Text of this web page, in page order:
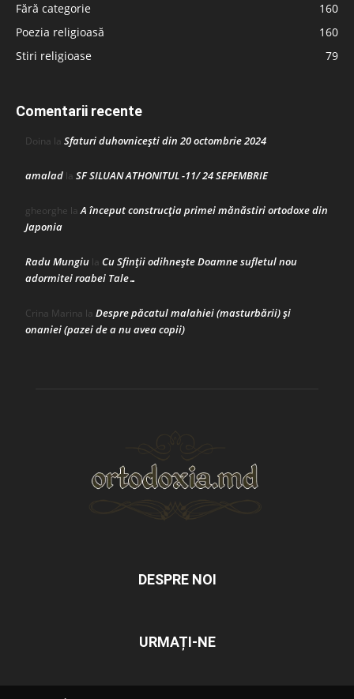
Fără categorie
160
Poezia religioasă
160
Stiri religioase
79
Comentarii recente
Doina la Sfaturi duhovnicești din 20 octombrie 2024
amalad la SF SILUAN ATHONITUL -11/ 24 SEPEMBRIE
gheorghe laA început construcţia primei mănăstiri ortodoxe din
Japonia
Radu Mungiu la Cu Sfinții odihnește Doamne sufletul nou
adormitei roabei Tale…
Crina Marina la Despre păcatul malahiei (masturbării) şi
onaniei (pazei de a nu avea copii)
DESPRE NOI
URMAȚI-NE